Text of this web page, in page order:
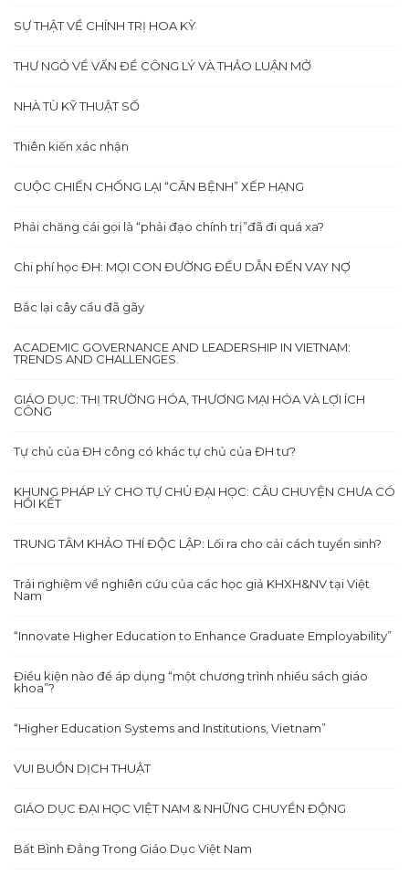
SỰ THẬT VỀ CHÍNH TRỊ HOA KỲ
THƯ NGỎ VỀ VẤN ĐỀ CÔNG LÝ VÀ THẢO LUẬN MỞ
NHÀ TÙ KỸ THUẬT SỐ
Thiên kiến xác nhận
CUỘC CHIẾN CHỐNG LẠI “CĂN BỆNH” XẾP HẠNG
Phải chăng cái gọi là “phải đạo chính trị”đã đi quá xa?
Chi phí học ĐH: MỌI CON ĐƯỜNG ĐỀU DẪN ĐẾN VAY NỢ
Bắc lại cây cầu đã gãy
ACADEMIC GOVERNANCE AND LEADERSHIP IN VIETNAM:
TRENDS AND CHALLENGES.
GIÁO DỤC: THỊ TRƯỜNG HÓA, THƯƠNG MẠI HÓA VÀ LỢI ÍCH
CÔNG
Tự chủ của ĐH công có khác tự chủ của ĐH tư?
KHUNG PHÁP LÝ CHO TỰ CHỦ ĐẠI HỌC: CÂU CHUYỆN CHƯA CÓ
HỒI KẾT
TRUNG TÂM KHẢO THÍ ĐỘC LẬP: Lối ra cho cải cách tuyển sinh?
Trải nghiệm về nghiên cứu của các học giả KHXH&NV tại Việt
Nam
“Innovate Higher Education to Enhance Graduate Employability”
Điều kiện nào để áp dụng “một chương trình nhiều sách giáo
khoa”?
“Higher Education Systems and Institutions, Vietnam”
VUI BUỒN DỊCH THUẬT
GIÁO DỤC ĐẠI HỌC VIỆT NAM & NHỮNG CHUYỂN ĐỘNG
Bất Bình Đẳng Trong Giáo Dục Việt Nam